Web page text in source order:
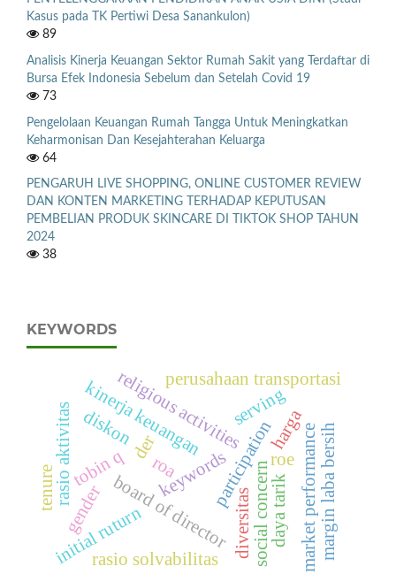
Kasus pada TK Pertiwi Desa Sanankulon)
89
Analisis Kinerja Keuangan Sektor Rumah Sakit yang Terdaftar di
Bursa Efek Indonesia Sebelum dan Setelah Covid 19
73
Pengelolaan Keuangan Rumah Tangga Untuk Meningkatkan
Keharmonisan Dan Kesejahterahan Keluarga
64
PENGARUH LIVE SHOPPING, ONLINE CUSTOMER REVIEW
DAN KONTEN MARKETING TERHADAP KEPUTUSAN
PEMBELIAN PRODUK SKINCARE DI TIKTOK SHOP TAHUN
2024
38
KEYWORDS
keywordsparticipation
religious activities
social concern
board of director
roe
tobin q market performance
diversitas
kinerja keuanganperusahaan transportasi
margin laba bersih
roa
der
initial ruturn
serving
rasio solvabilitas
rasio aktivitas diskon harga
daya tarik
tenuregender